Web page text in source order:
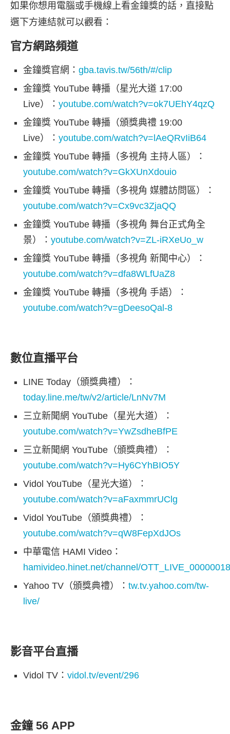
如果你想用電腦或手機線上看金鐘獎的話，直接點
選下方連結就可以觀看：
官方網路頻道
金鐘獎官網： gba.tavis.tw/56th/#/clip
金鐘獎 YouTube 轉播（星光大道 17:00
Live）： youtube.com/watch?v=ok7UEhY4qzQ
金鐘獎 YouTube 轉播（頒獎典禮 19:00
Live）： youtube.com/watch?v=lAeQRvIiB64
金鐘獎 YouTube 轉播（多視角 主持人區）：
youtube.com/watch?v=GkXUnXdouio
金鐘獎 YouTube 轉播（多視角 媒體訪問區）：
youtube.com/watch?v=Cx9vc3ZjaQQ
金鐘獎 YouTube 轉播（多視角 舞台正式角全
景）： youtube.com/watch?v=ZL-iRXeUo_w
金鐘獎 YouTube 轉播（多視角 新聞中心）：
youtube.com/watch?v=dfa8WLfUaZ8
金鐘獎 YouTube 轉播（多視角 手語）：
youtube.com/watch?v=gDeesoQal-8
數位直播平台
LINE Today（頒獎典禮）：
today.line.me/tw/v2/article/LnNv7M
三立新聞網 YouTube（星光大道）：
youtube.com/watch?v=YwZsdheBfPE
三立新聞網 YouTube（頒獎典禮）：
youtube.com/watch?v=Hy6CYhBIO5Y
Vidol YouTube（星光大道）：
youtube.com/watch?v=aFaxmmrUClg
Vidol YouTube（頒獎典禮）：
youtube.com/watch?v=qW8FepXdJOs
中華電信 HAMI Video：
hamivideo.hinet.net/channel/
Yahoo TV（頒獎典禮）： tw.tv.yahoo.com/tw-
live/
影音平台直播
Vidol TV： vidol.tv/event/296
金鐘 56 APP